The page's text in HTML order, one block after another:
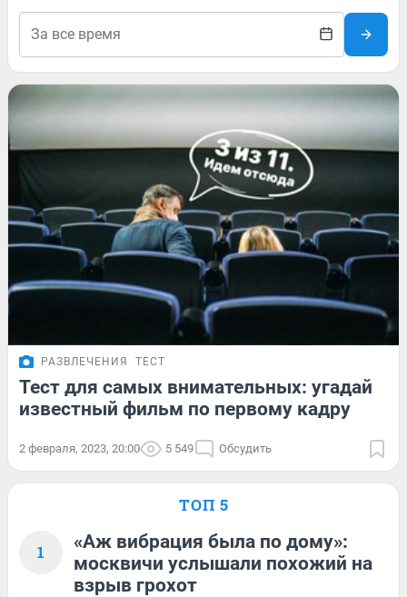
РАЗВЛЕЧЕНИЯ ТЕСТ
Тест для самых внимательных: угадай
известный фильм по первому кадру
2 февраля, 2023, 20:00 5 549 Обсудить
ТОП 5
1
«Аж вибрация была по дому»:
москвичи услышали похожий на
взрыв грохот